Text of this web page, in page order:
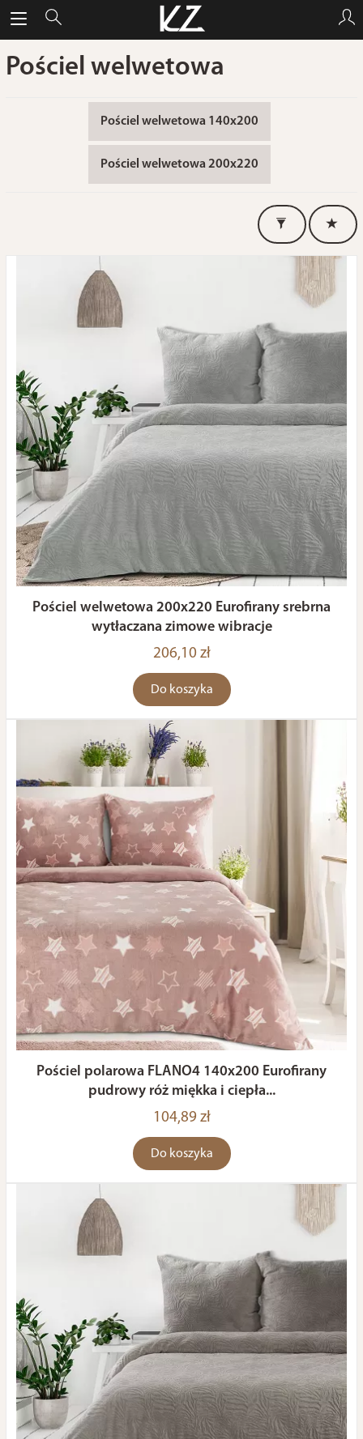
Pościel welwetowa
Pościel welwetowa 140x200
Pościel welwetowa 200x220
Pościel welwetowa 200x220 Eurofirany srebrna
wytłaczana zimowe wibracje
206,10 zł
Do koszyka
Pościel polarowa FLANO4 140x200 Eurofirany
pudrowy róż miękka i ciepła...
104,89 zł
Do koszyka